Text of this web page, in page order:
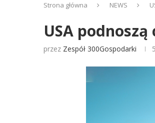
Strona główna NEWS
USA
przez Zespół 300Gospodarki